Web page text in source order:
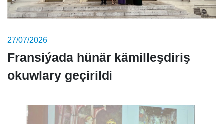
27/07/2026
Fransiýada hünär kämilleşdiriş
okuwlary geçirildi